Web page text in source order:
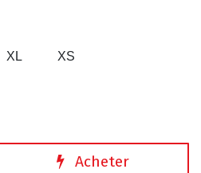
XL XS
Acheter